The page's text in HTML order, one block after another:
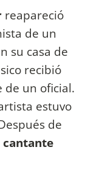
reapareció
de un
su casa de
recibió
un oficial.
estuvo
de
cantante